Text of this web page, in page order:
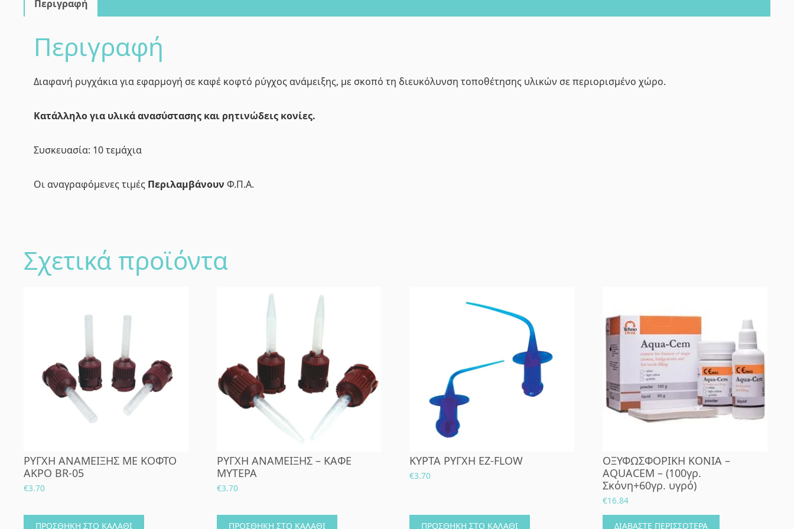
Περιγραφή
Περιγραφή
Διαφανή ρυγχάκια για εφαρμογή σε καφέ κοφτό ρύγχος ανάμειξης, με σκοπό τη διευκόλυνση τοποθέτησης υλικών σε περιορισμένο χώρο.
Κατάλληλο για υλικά ανασύστασης και ρητινώδεις κονίες.
Συσκευασία: 10 τεμάχια
Οι αναγραφόμενες τιμές Περιλαμβάνουν Φ.Π.Α.
Σχετικά προϊόντα
ΡΥΓΧΗ ΑΝΑΜΕΙΞΗΣ ΜΕ ΚΟΦΤΟ
ΑΚΡΟ BR-05
€3.70
ΠΡΟΣΘΉΚΗ ΣΤΟ ΚΑΛΆΘΙ
ΡΥΓΧΗ ΑΝΑΜΕΙΞΗΣ – ΚΑΦΕ
ΜΥΤΕΡΑ
€3.70
ΠΡΟΣΘΉΚΗ ΣΤΟ ΚΑΛΆΘΙ
ΚΥΡΤΑ ΡΥΓΧΗ EZ-FLOW
€3.70
ΠΡΟΣΘΉΚΗ ΣΤΟ ΚΑΛΆΘΙ
ΟΞΥΦΩΣΦΟΡΙΚΗ ΚΟΝΙΑ –
AQUACEM – (100γρ.
Σκόνη+60γρ. υγρό)
€16.84
ΔΙΑΒΆΣΤΕ ΠΕΡΙΣΣΌΤΕΡΑ